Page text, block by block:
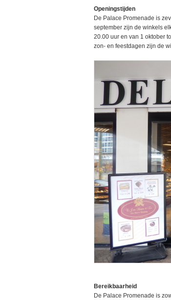
Openingstijden
De Palace Promenade is
september zijn de winkels
20.00 uur en van 1 oktober
zon- en feestdagen zijn de
Bereikbaarheid
De Palace Promenade is